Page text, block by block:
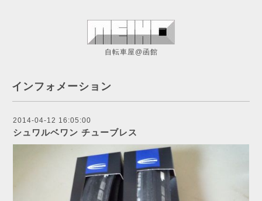
自転車屋@函館
インフォメーション
2014-04-12 16:05:00
シュワルベワン チューブレス